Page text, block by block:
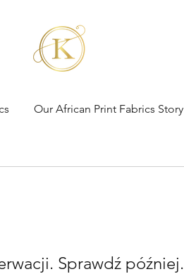
Our African Print Fabrics Story
Sprawdź później.